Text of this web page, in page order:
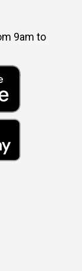
9am to